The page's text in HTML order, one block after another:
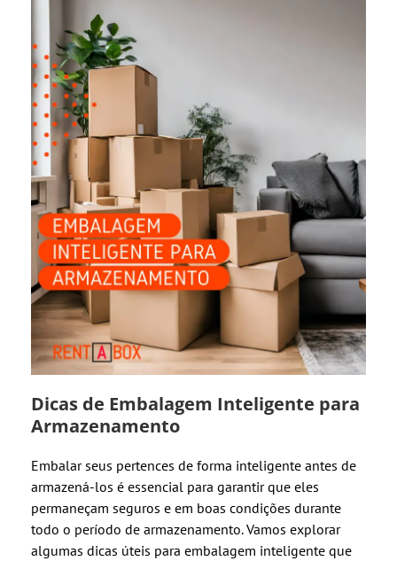
Dicas de Embalagem Inteligente para
Armazenamento
Embalar seus pertences de forma inteligente antes de
armazená-los é essencial para garantir que eles
permaneçam seguros e em boas condições durante
todo o período de armazenamento. Vamos explorar
algumas dicas úteis para embalagem inteligente que